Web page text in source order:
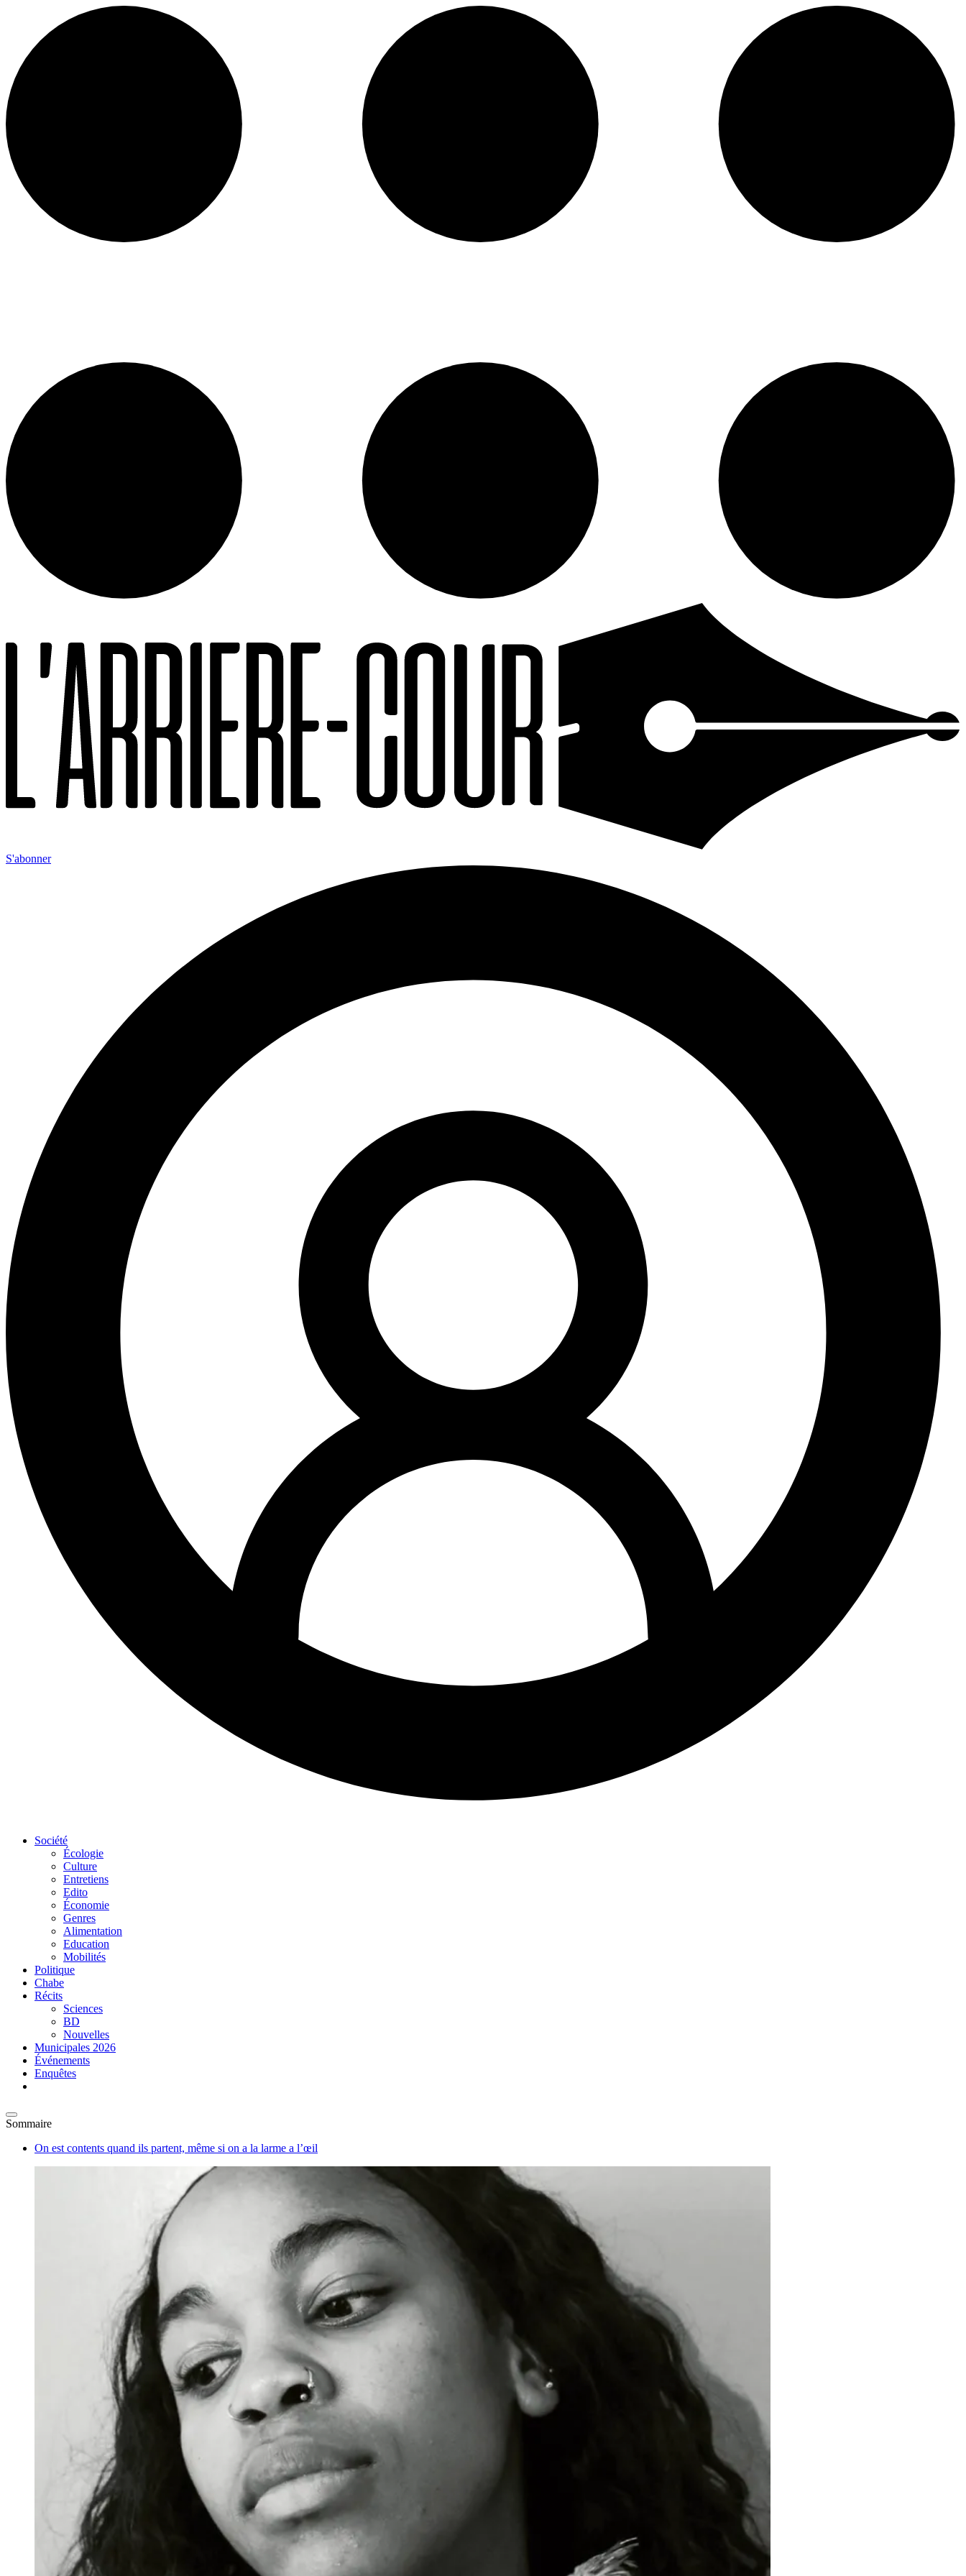
S'abonner
Société
Écologie
Culture
Entretiens
Edito
Économie
Genres
Alimentation
Education
Mobilités
Politique
Chabe
Récits
Sciences
BD
Nouvelles
Municipales 2026
Événements
Enquêtes
Sommaire
On est contents quand ils partent, même si on a la larme a l’œil